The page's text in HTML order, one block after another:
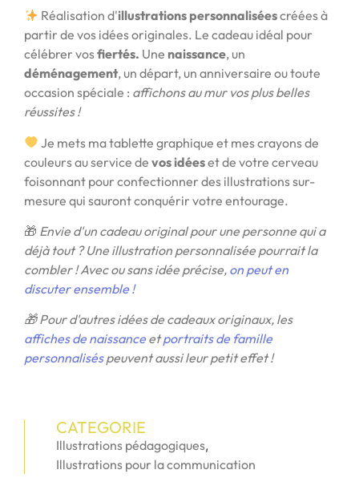
Réalisation d'illustrations personnaliséescréées à
partir de vos idées originales. Le cadeau idéal pour
célébrer vosfiertés. Une naissance, un
déménagement, un départ, un anniversaire ou toute
occasion spéciale : affichons au mur vos plus belles
réussites !
Je mets ma tablette graphique et mes crayons de
couleurs au service de vos idéeset de votre cerveau
foisonnant pour confectionner des illustrations sur-
mesure qui sauront conquérir votre entourage.
🎁 Envie d'un cadeau original pour une personne qui a
déjà tout ? Une illustration personnalisée pourrait la
combler ! Avec ou sans idée précise, on peut en
discuter ensemble !
🎁 Pour d'autres idées de cadeaux originaux, les
affiches de naissance etportraits de famille
personnaliséspeuvent aussi leur petit effet !
CATEGORIE
Illustrations pédagogiques,
Illustrations pour la communication